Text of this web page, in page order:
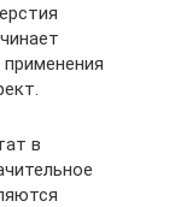
в